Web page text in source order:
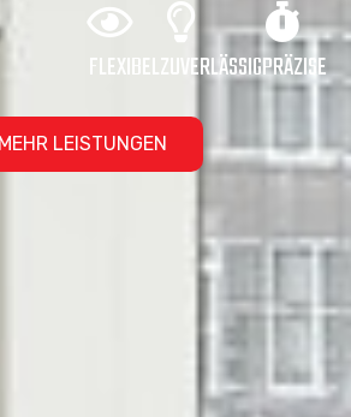
FLEXIBELZUVERLÄSSIGPRÄZISE
MEHR LEISTUNGEN